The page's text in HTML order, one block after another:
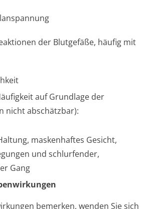
der Blutgefäße, häufig mit
auf Grundlage der
nicht abschätzbar):
maskenhaftes Gesicht,
und schlurfender,
Gang
bemerken, wenden Sie sich